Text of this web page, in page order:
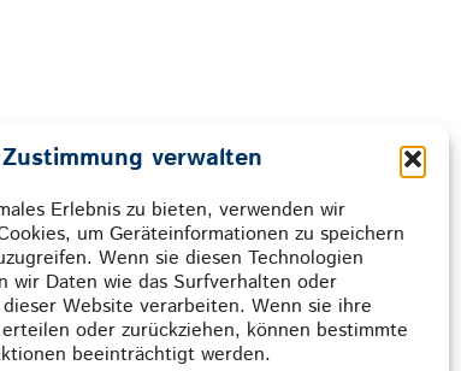
Zustimmung verwalten
Erlebnis zu bieten, verwenden wir
um Geräteinformationen zu speichern
Wenn sie diesen Technologien
wir Daten wie das Surfverhalten oder
Website verarbeiten. Wenn sie ihre
oder zurückziehen, können bestimmte
beeinträchtigt werden.